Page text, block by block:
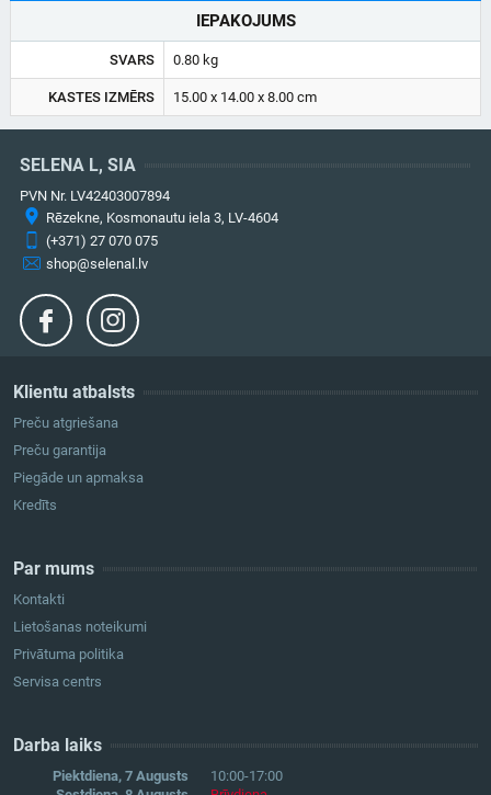
IEPAKOJUMS
SVARS 0.80 kg
KASTES IZMĒRS 15.00 x 14.00 x 8.00 cm
Klientu atbalsts
Preču atgriešana
Preču garantija
Piegāde un apmaksa
Kredīts
Par mums
Kontakti
Lietošanas noteikumi
Privātuma politika
Servisa centrs
Darba laiks
Piektdiena, 7 Augusts
10:00-17:00
SELENA L, SIA
PVN Nr. LV42403007894
Rēzekne, Kosmonautu iela 3, LV-4604
(+371) 27 070 075
shop@selenal.lv